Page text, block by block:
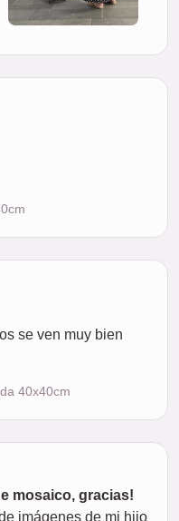
se ven muy bien
40x40cm
mosaico, gracias!
imágenes de mi hijo